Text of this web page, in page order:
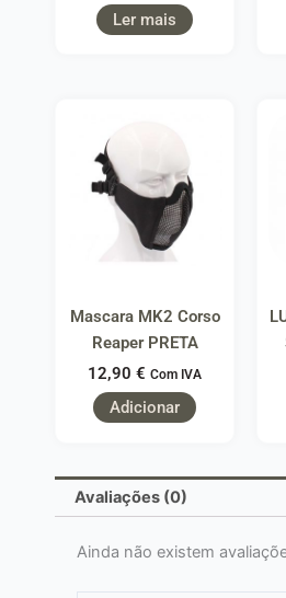
Ler mais
Mascara MK2 Corso
Reaper PRETA
12,90 € Com IVA
Adicionar
Avaliações (0)
Ainda não existem